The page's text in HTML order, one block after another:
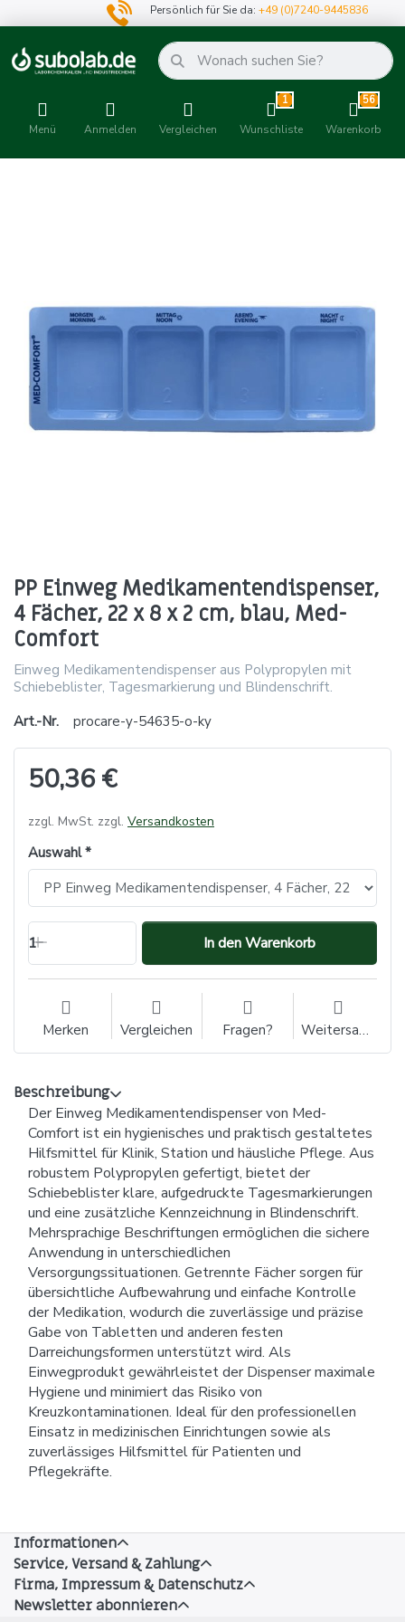
Persönlich für Sie da:+49 (0)7240-9445836
Menü Anmelden Vergleichen
1
Wunschliste
56
Warenkorb
PP Einweg Medikamentendispenser,
4 Fächer, 22 x 8 x 2 cm, blau, Med-
Comfort
Einweg Medikamentendispenser aus Polypropylen mit
Schiebeblister, Tagesmarkierung und Blindenschrift.
Art.-Nr.
procare-y-54635-o-ky
50,36 €
zzgl. MwSt. zzgl. Versandkosten
Auswahl
1 In den Warenkorb
Merken Vergleichen Fragen? Weitersagen
Beschreibung
Der Einweg Medikamentendispenser von Med-
Comfort ist ein hygienisches und praktisch gestaltetes
Hilfsmittel für Klinik, Station und häusliche Pflege. Aus
robustem Polypropylen gefertigt, bietet der
Schiebeblister klare, aufgedruckte Tagesmarkierungen
und eine zusätzliche Kennzeichnung in Blindenschrift.
Mehrsprachige Beschriftungen ermöglichen die sichere
Anwendung in unterschiedlichen
Versorgungssituationen. Getrennte Fächer sorgen für
übersichtliche Aufbewahrung und einfache Kontrolle
der Medikation, wodurch die zuverlässige und präzise
Gabe von Tabletten und anderen festen
Darreichungsformen unterstützt wird. Als
Einwegprodukt gewährleistet der Dispenser maximale
Hygiene und minimiert das Risiko von
Kreuzkontaminationen. Ideal für den professionellen
Einsatz in medizinischen Einrichtungen sowie als
zuverlässiges Hilfsmittel für Patienten und
Pflegekräfte.
Informationen
Service, Versand & Zahlung
Firma, Impressum & Datenschutz
Newsletter abonnieren